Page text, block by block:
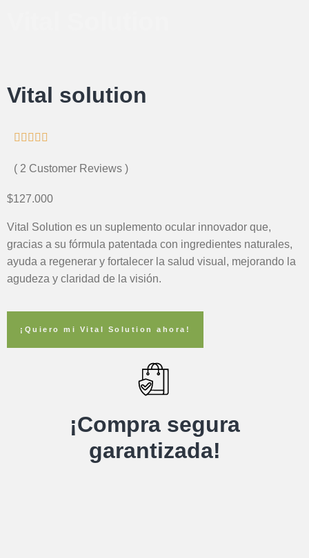
Vital solution
    
( 2 Customer Reviews )
$127.000
Vital Solution es un suplemento ocular innovador que,
gracias a su fórmula patentada con ingredientes naturales,
ayuda a regenerar y fortalecer la salud visual, mejorando la
agudeza y claridad de la visión.
¡Quiero mi Vital Solution ahora!
¡Compra segura
garantizada!